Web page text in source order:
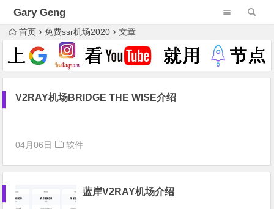
Gary Geng
首页 免费ssr机场2020 文章
V2RAY机场BRIDGE THE WISE介绍
04月06日 软件
蓝岸V2RAY机场介绍